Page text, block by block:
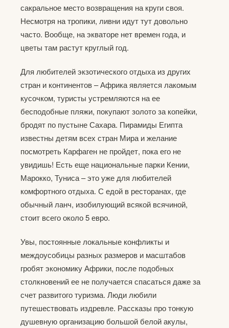
сакральное место возвращения на круги своя.
Несмотря на тропики, ливни идут тут довольно
часто. Вообще, на экваторе нет времен года, и
цветы там растут круглый год.
Для любителей экзотического отдыха из других
стран и континентов – Африка является лакомым
кусочком, туристы устремляются на ее
бесподобные пляжи, покупают золото за копейки,
бродят по пустыне Сахара. Пирамиды Египта
известны детям всех стран Мира и желание
посмотреть Карфаген не пройдет, пока его не
увидишь! Есть еще национальные парки Кении,
Марокко, Туниса – это уже для любителей
комфортного отдыха. С едой в ресторанах, где
обычный ланч, изобилующий всякой всячиной,
стоит всего около 5 евро.
Увы, постоянные локальные конфликты и
междоусобицы разных размеров и масштабов
гробят экономику Африки, после подобных
столкновений ее не получается спасаться даже за
счет развитого туризма. Люди любили
путешествовать издревле. Рассказы про тонкую
душевную организацию большой белой акулы,